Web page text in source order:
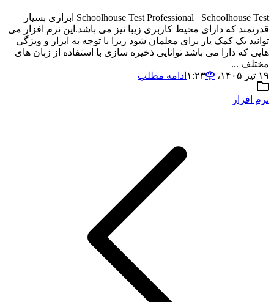
Schoolhouse Test Professional Schoolhouse Test ابزاری بسیار
قدرتمند که دارای محیط کاربری زیبا نیز می باشد.این نرم افزار می
توانید یک کمک یار برای معلمان شود زیرا با توجه به ابزار و ویژگی
هایی که دارا می باشد توانایی ذخیره سازی با استفاده از زبان های
مختلف ...
۱۹ تیر ۱۴۰۵،‏ ۱:۲۳
ادامه مطلب
نرم افزار